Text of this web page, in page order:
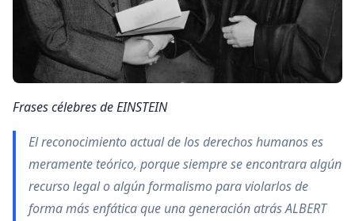
Frases célebres de EINSTEIN
El reconocimiento actual de los derechos humanos es
meramente teórico, porque siempre se encontrara algún
recurso legal o algún formalismo para violarlos de
forma más enfática que una generación atrás ALBERT